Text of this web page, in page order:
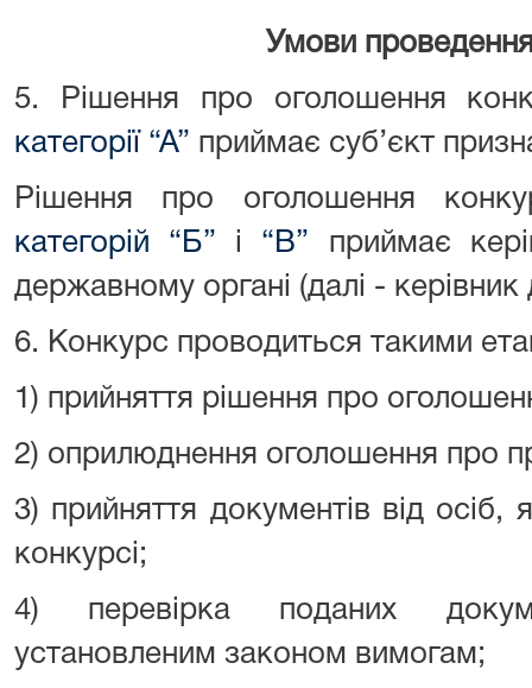
Умови
5. Рішення про оголошення
категорії “А” приймає суб’єкт
Рішення про оголошення
категорій “Б” і “В” приймає
державному органі (далі -
6. Конкурс проводиться такими
1) прийняття рішення про
2) оприлюднення оголошення про
3) прийняття документів від осіб,
конкурсі;
4) перевірка поданих
установленим законом вимогам;